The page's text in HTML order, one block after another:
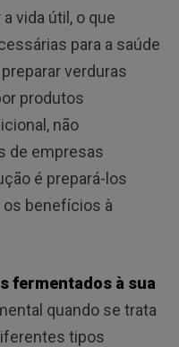
vida útil, o que
para a saúde
verduras
produtos
não
de empresas
é prepará-los
benefícios à
fermentados à sua
quando se trata
tipos